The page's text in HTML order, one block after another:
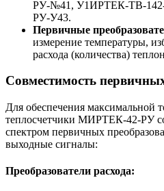
РУ-№41, У1ИРТЕК-ТВ-
РУ-У43.
Первичные
измерение температуры,
расхода (количества)
Совместимость
Для обеспечения максимальной
теплосчетчики МИРТЕК-42-РУ
спектром первичных
выходные сигналы:
Преобразователи расхода: